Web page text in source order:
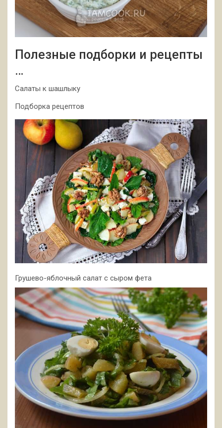
Полезные подборки и рецепты
…
Салаты к шашлыку
Подборка рецептов
Грушево-яблочный салат с сыром фета